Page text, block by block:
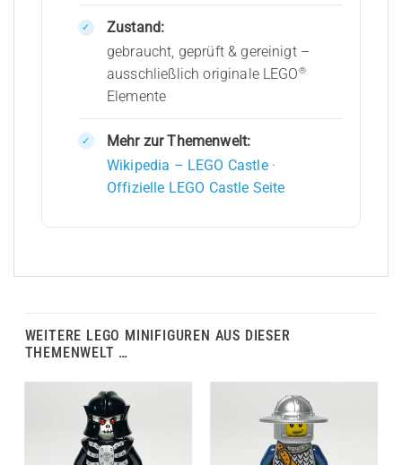
Zustand:
gebraucht, geprüft & gereinigt –
ausschließlich originale LEGO®
Elemente
Mehr zur Themenwelt:
Wikipedia – LEGO Castle·
Offizielle LEGO Castle Seite
WEITERE LEGO MINIFIGUREN AUS DIESER
THEMENWELT …